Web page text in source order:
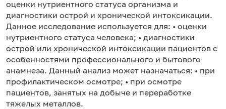
оценки нутриентного статуса организма и
диагностики острой и хронической интоксикации.
Данное исследование используется для: • оценки
нутриентного статуса человека; • диагностики
острой или хронической интоксикации пациентов с
особенностями профессионального и бытового
анамнеза. Данный анализ может назначаться: • при
профилактическом осмотре; • при осмотре
пациентов, занятых на добыче и переработке
тяжелых металлов.